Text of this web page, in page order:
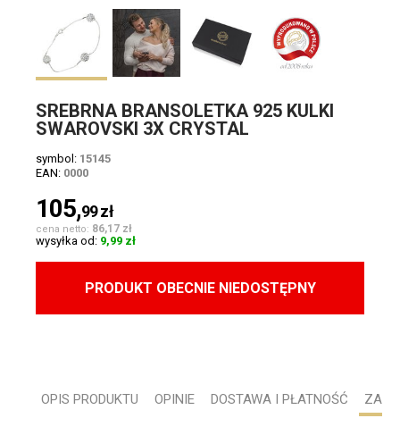
SREBRNA BRANSOLETKA 925 KULKI
SWAROVSKI 3X CRYSTAL
symbol: 15145
EAN: 0000
105,99zł
cena netto: 86,17 zł
wysyłka od: 9,99 zł
PRODUKT OBECNIE NIEDOSTĘPNY
OPIS PRODUKTU OPINIE DOSTAWA I PŁATNOŚĆ